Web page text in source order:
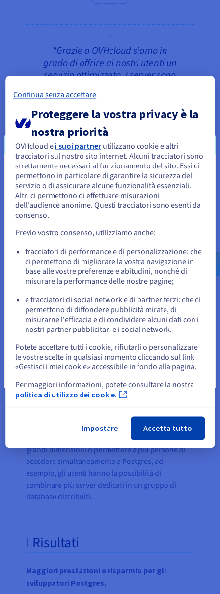
"Grazie a OVHcloud siamo in
grado di offrire ai nostri utenti un
servizio ottimizzato. I server sono
il deploy, consentendoci di
evitare l’acquisto di hardware
FPGA dispendioso e complicato
da installare in locale. In questo
modo, siamo in grado di offrire
un acceleratore di dati con un
rapporto qualità/prezzo di gran
lunga migliore."
Thomas Richter, Cofondatore e
Con la costruzione interna dei propri server,
OVHcloud rappresenta un interlocutore unico in
materia di sviluppo, installazione e manutenzione
ed è in grado di fornire configurazioni adatte a
ogni applicazione, per ottenere prestazioni
massime. L’utilizzo didatacenter all’interno di
una rete protettagarantisce inoltre la stabilità
del sistema, che assicura la continuità del servizio
a una clientela internazionale.
Swarm64 usufruisce anche della forte scalabilità
delle infrastrutture OVHcloud. I clienti della società
berlinese utilizzano direttamente i server per
Queste macchine alimentano le applicazioni
"single-tenant" e offrono una maggiore capacità,
in base alle necessità. Per interrogare database di
grandi dimensioni o permettere a più persone di
accedere simultaneamente a Postgres, ad
esempio, gli utenti hanno la possibilità di
combinare più server dedicati in un gruppo di
database distribuiti.
I Risultati
Maggiori prestazioni e risparmio per gli
sviluppatori Postgres.
Sembra che la tua localizzazione sia
Stati Uniti
Per effettuare un ordine da Stati Uniti, è necessario accedere al
sito web del Paese e creare un account.
Vai al sito Stati Uniti
us.ovhcloud.com/
Inglese USD - $
o
Resta sul sito web attuale
Seleziona un altro sito web
Continua senza accettare
Proteggere la vostra privacy è la
nostra priorità
OVHcloud ei suoi partnerutilizzano cookie e altri
tracciatori sul nostro sito internet. Alcuni tracciatori sono
strettamente necessari al funzionamento del sito. Essi ci
permettono in particolare di garantire la sicurezza del
servizio o di assicurare alcune funzionalità essenziali.
Altri ci permettono di effettuare misurazioni
dell'audience anonime. Questi tracciatori sono esenti da
consenso.
Previo vostro consenso, utilizziamo anche:
tracciatori di performance e di personalizzazione: che
ci permettono di migliorare la vostra navigazione in
base alle vostre preferenze e abitudini, nonché di
misurare la performance delle nostre pagine;
e tracciatori di social network e di partner terzi: che ci
permettono di diffondere pubblicità mirate, di
misurarne l'efficacia e di condividere alcuni dati con i
nostri partner pubblicitari e i social network.
Potete accettare tutti i cookie, rifiutarli o personalizzare
le vostre scelte in qualsiasi momento cliccando sul link
«Gestisci i miei cookie» accessibile in fondo alla pagina.
Per maggiori informazioni, potete consultare la nostra
politica di utilizzo dei cookie.
Impostare Accetta tutto